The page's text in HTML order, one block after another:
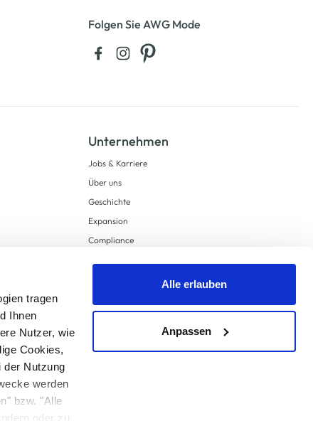
tragen
Ihnen
Nutzer, wie
Cookies,
der Nutzung
werden
bzw. "Alle
oder zu
Alle erlauben
Anpassen
Folgen Sie AWG Mode
Unternehmen
Jobs & Karriere
Über uns
Geschichte
Expansion
Compliance
Supply Chain Due Diligence